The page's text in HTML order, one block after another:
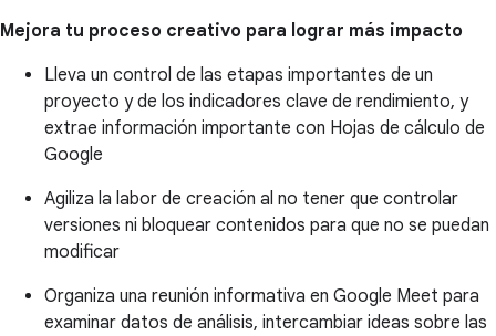
Mejora tu proceso creativo para lograr más impacto
Lleva un control de las etapas importantes de un
proyecto y de los indicadores clave de rendimiento, y
extrae información importante con Hojas de cálculo de
Google
Agiliza la labor de creación al no tener que controlar
versiones ni bloquear contenidos para que no se puedan
modificar
Organiza una reunión informativa en Google Meet para
examinar datos de análisis, intercambiar ideas sobre las